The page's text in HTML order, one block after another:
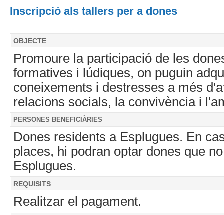
Inscripció als tallers per a dones
OBJECTE
Promoure la participació de les
formatives i lúdiques, on puguin
coneixements i destresses a més
relacions socials, la convivència i
PERSONES BENEFICIÀRIES
Dones residents a Esplugues. En
places, hi podran optar dones que
Esplugues.
REQUISITS
Realitzar el pagament.